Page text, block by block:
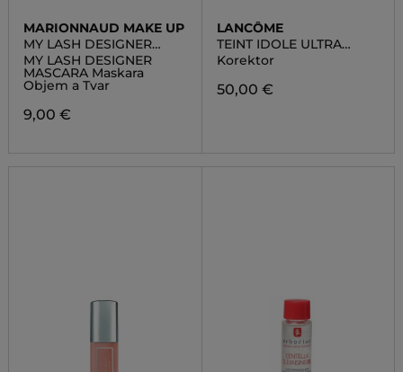
MARIONNAUD MAKE UP
MY LASH DESIGNER
MASCARA
MY LASH DESIGNER
MASCARA Maskara
Objem a Tvar
9,00 €
LANCÔME
TEINT IDOLE ULTRA
WEAR ALL OVER
CONCEALER
Korektor
50,00 €